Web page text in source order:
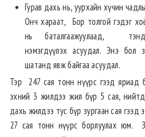
Гурав дахь нь, уурхайн хүчин
Онч хараат, Бор толгой гэдэг
нь баталгаажуулаад,
нэмэгдүүлэх асуудал. Энэ бол
шатанд явж байгаа асуудал.
Тэр 247 сая тонн нүүрс гээд яриад
эхний 3 жилдээ жил бүр 5 сая,
дахь жилдээ тус бүр зургаан сая гээд
27 сая тонн нүүрс борлуулах юм.